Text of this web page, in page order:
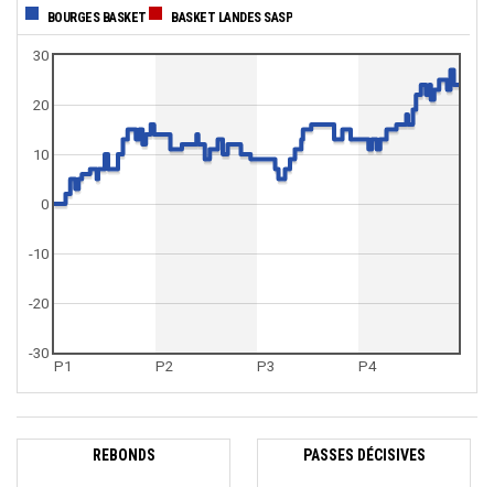
BOURGES BASKET BASKET LANDES SASP
P1 P2 P3 P4
0
10
20
30
-30
-20
-10
REBONDS PASSES DÉCISIVES